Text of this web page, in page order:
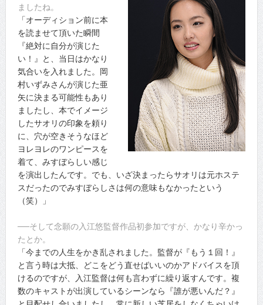
ましたね。
「オーディション前に本
を読ませて頂いた瞬間
『絶対に自分が演じた
い！』と、当日はかなり
気合いを入れました。岡
村いずみさんが演じた亜
矢に決まる可能性もあり
ましたし、本でイメージ
したサオリの印象を頼り
に、穴が空きそうなほど
ヨレヨレのワンピースを
着て、みすぼらしい感じ
を演出したんです。でも、いざ決まったらサオリは元ホステ
スだったのでみすぼらしさは何の意味もなかったという
（笑）」
──そして念願の入江悠監督作品初参加ですが、かなり辛かっ
たとか。
「今までの人生をかき乱されました。監督が『もう１回！』
と言う時は大抵、どこをどう直せばいいのかアドバイスを頂
けるのですが、入江監督は何も言わずに繰り返すんです。複
数のキャストが出演しているシーンなら『誰が悪いんだ？』